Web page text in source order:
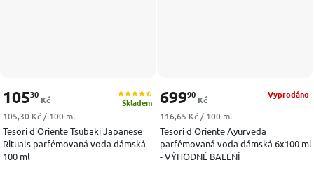
Tesori d'Oriente Tsubaki Japanese
Rituals parfémovaná voda dámská
100 ml
Skladem
10530
Kč
Měrná cena:
105,30 Kč / 100 ml
Tesori d'Oriente Ayurveda
parfémovaná voda dámská 6x100 ml
- VÝHODNÉ BALENÍ
Vyprodáno
69990
Kč
Měrná cena:
116,65 Kč / 100 ml